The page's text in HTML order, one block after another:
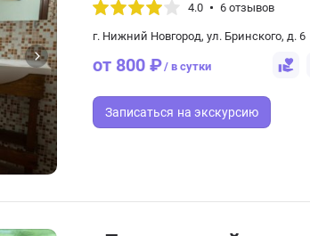
4.0 6 отзывов
г. Нижний Новгород, ул. Бринского, д. 6
от 800 ₽/ в сутки
Записаться на экскурсию